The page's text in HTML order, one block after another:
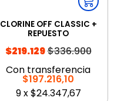
CLORINE OFF CLASSIC +
REPUESTO
$219.129$336.900
Con transferencia
$197.216,10
9x$24.347,67